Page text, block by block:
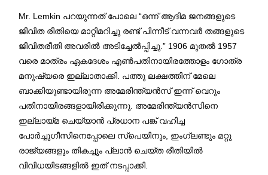
Mr. Lemkin പറയുന്നത് പോലെ “ഒന്ന് ആദിമ ജനങ്ങളുടെ
ജീവിത രീതിയെ മാറ്റിമറിച്ചു രണ്ട് പിന്നീട് വന്നവര്‍ തങ്ങളുടെ
ജീവിതരീതി അവരില്‍ അടിച്ചേല്‍പ്പിച്ചു.” 1906 മുതല്‍ 1957
വരെ മാത്രം ഏകദേശം എണ്‍പതിനായിരത്തോളം ഗോത്ര
മനുഷ്യരെ ഇല്ലാതാക്കി. പത്തു ലക്ഷത്തിന് മേലെ
ബാക്കിയുണ്ടായിരുന്ന അമേരിന്ത്യന്‍സ് ഇന്ന് വെറും
പതിനായിരങ്ങളായിരിക്കുന്നു. അമേരിന്ത്യന്‍സിനെ
ഇല്ലായ്മ ചെയ്യാന്‍ പ്രധാന പങ്ക് വഹിച്ച
പോര്‍ച്ചുഗീസിനെപ്പോലെ സ്പെയിനും, ഇംഗ്ലണ്ടും മറ്റു
രാജ്യങ്ങളും തികച്ചും പ്ലാന്‍ ചെയ്ത രീതിയില്‍
വിവിധയിടങ്ങളിൽ ഇത് നടപ്പാക്കി.